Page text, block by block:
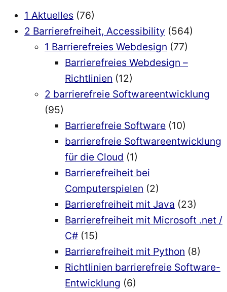
1 Aktuelles (76)
2 Barrierefreiheit, Accessibility (564)
1 Barrierefreies Webdesign (77)
Barrierefreies Webdesign –
Richtlinien (12)
2 barrierefreie Softwareentwicklung
(95)
Barrierefreie Software (10)
barrierefreie Softwareentwicklung
für die Cloud (1)
Barrierefreiheit bei
Computerspielen (2)
Barrierefreiheit mit Java (23)
Barrierefreiheit mit Microsoft .net /
C# (15)
Barrierefreiheit mit Python (8)
Richtlinien barrierefreie Software-
Entwicklung (6)